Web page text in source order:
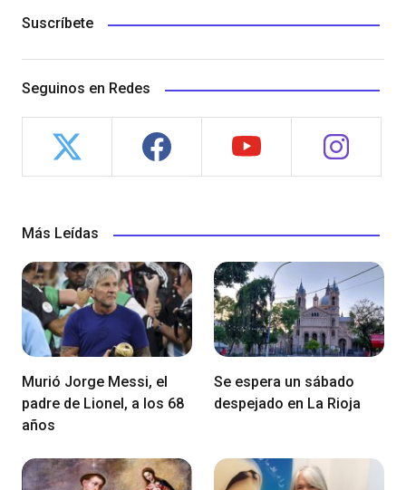
Suscríbete
Seguinos en Redes
Más Leídas
Murió Jorge Messi, el
padre de Lionel, a los 68
años
Se espera un sábado
despejado en La Rioja